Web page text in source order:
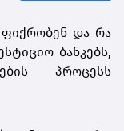
ფიქრობენ და რა
ბანკებს,
პროცესს